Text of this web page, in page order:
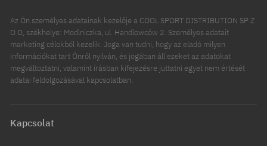
Az Ön személyes adatainak kezelője a COOL SPORT DISTRIBUTION SP Z
O O, székhelye: Modlniczka, ul. Handlowców 2. Személyes adatait
marketing célokból kezelik. Joga van tudni, hogy az eladó milyen
információkat tart Önről nyilván, és jogában áll ezeket az adatokat
megváltoztatni, valamint írásban kifejezésre juttatni egyet nem értését
adatai feldolgozásával kapcsolatban.
Kapcsolat